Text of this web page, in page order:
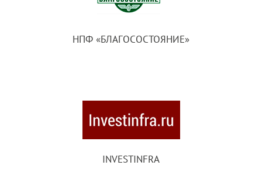
НПФ «БЛАГОСОСТОЯНИЕ»
INVESTINFRA